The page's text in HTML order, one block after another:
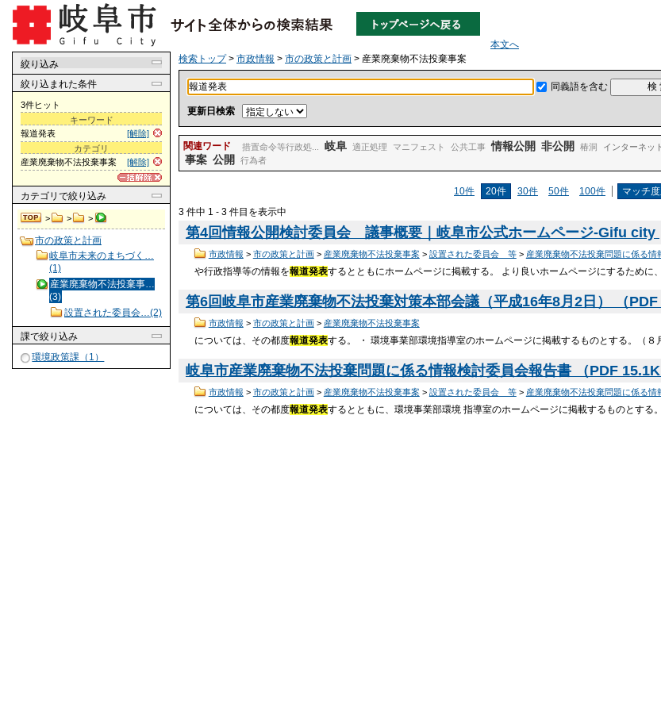
本文へ
絞り込み
絞り込まれた条件
3件ヒット
キーワード
[解除]
報道発表
カテゴリ
[解除]
産業廃棄物不法投棄事案
カテゴリ で絞り込み
> > >
市の政策と計画
岐阜市未来のまちづく…
(1)
産業廃棄物不法投棄事…
(3)
設置された委員会…(2)
課で絞り込み
環境政策課（1）
検索トップ> 市政情報 > 市の政策と計画 > 産業廃棄物不法投棄事案
同義語を含む
更新日検索
関連ワード 措置命令等行政処... 岐阜 適正処理 マニフェスト 公共工事 情報公開 非公開 椿洞 インターネット
事案 公開 行為者
10件 20件 30件 50件 100件 マッチ
3 件中 1 - 3 件目を表示中
第4回情報公開検討委員会 議事概要｜岐阜市公式ホームページ-Gifu city
市政情報 > 市の政策と計画> 産業廃棄物不法投棄事案> 設置された委員会 等> 産業廃棄物不法投棄問題に係る情
や行政指導等の情報を報道発表するとともにホームページに掲載する。 より良いホームページにするために
第6回岐阜市産業廃棄物不法投棄対策本部会議（平成16年8月2日） （PDF
市政情報 > 市の政策と計画> 産業廃棄物不法投棄事案
については、その都度報道発表する。 ・ 環境事業部環境指導室のホームページに掲載するものとする。（８
岐阜市産業廃棄物不法投棄問題に係る情報検討委員会報告書 （PDF
市政情報 > 市の政策と計画> 産業廃棄物不法投棄事案> 設置された委員会 等> 産業廃棄物不法投棄問題に係る情
については、その都度報道発表するとともに、環境事業部環境 指導室のホームページに掲載するものとする